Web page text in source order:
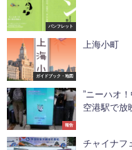
パンフレット
ガイドブック・地図
上海小町
報告
”ニーハオ
空港駅で放
チャイナフ